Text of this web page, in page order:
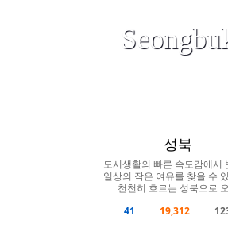
성북
도시생활의 빠른 속도감에서
일상의 작은 여유를 찾을 수
천천히 흐르는 성북으로
41
19,312